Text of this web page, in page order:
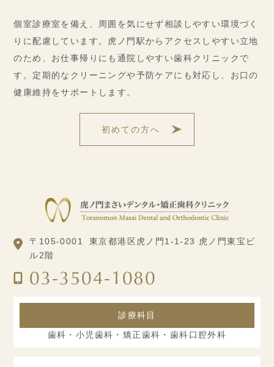
個室診療室を備え、周囲を気にせず相談しやすい環境づく
りに配慮しています。虎ノ門駅からアクセスしやすい立地
のため、お仕事帰りにも通院しやすい歯科クリニックで
す。定期的なクリーニングや予防ケアにも対応し、お口の
健康維持をサポートします。
初めての方へ
〒105-0001
東京都港区虎ノ門1-1-23 虎ノ門東宝ビ
ル2階
03-3504-1080
診療科目
歯科・小児歯科・矯正歯科・歯科口腔外科